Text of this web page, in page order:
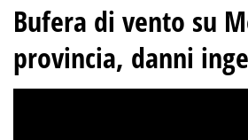
Bufera di vento su
provincia, danni